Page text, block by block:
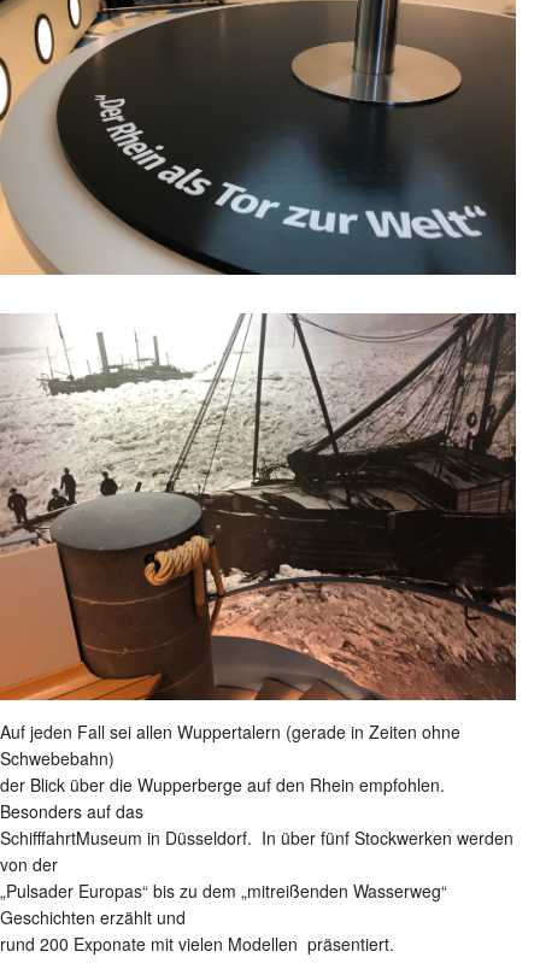
Auf jeden Fall sei allen Wuppertalern (gerade in Zeiten ohne
Schwebebahn)
der Blick über die Wupperberge auf den Rhein empfohlen.
Besonders auf das
SchifffahrtMuseum in Düsseldorf. In über fünf Stockwerken werden
von der
„Pulsader Europas“ bis zu dem „mitreißenden Wasserweg“
Geschichten erzählt und
rund 200 Exponate mit vielen Modellen präsentiert.